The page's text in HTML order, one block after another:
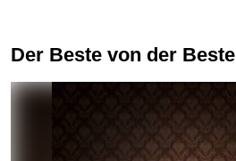
Der Beste von der Beste